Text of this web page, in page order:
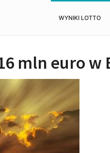
WYNIKI LOTTO
mln euro w